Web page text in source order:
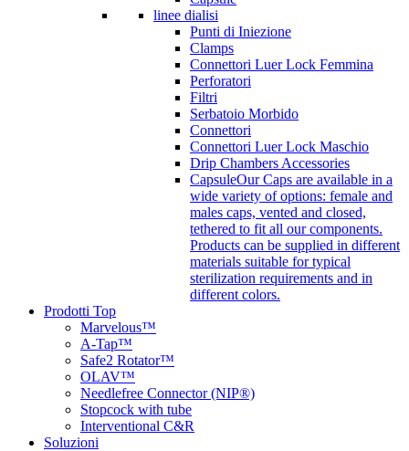
linee dialisi
Punti di Iniezione
Clamps
Connettori Luer Lock Femmina
Perforatori
Filtri
Serbatoio Morbido
Connettori
Connettori Luer Lock Maschio
Drip Chambers Accessories
CapsuleOur Caps are available in a
wide variety of options: female and
males caps, vented and closed,
tethered to fit all our components.
Products can be supplied in different
materials suitable for typical
sterilization requirements and in
different colors.
Prodotti Top
Marvelous™
A-Tap™
Safe2 Rotator™
OLAV™
Needlefree Connector (NIP®)
Stopcock with tube
Interventional C&R
Soluzioni